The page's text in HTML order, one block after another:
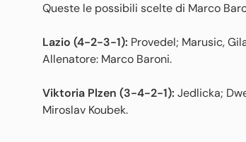
Queste le possibili scelte di Marco
Lazio (4-2-3-1): Provedel; Marusic,
Allenatore: Marco Baroni.
Viktoria Plzen (3-4-2-1): Jedlicka;
Miroslav Koubek.